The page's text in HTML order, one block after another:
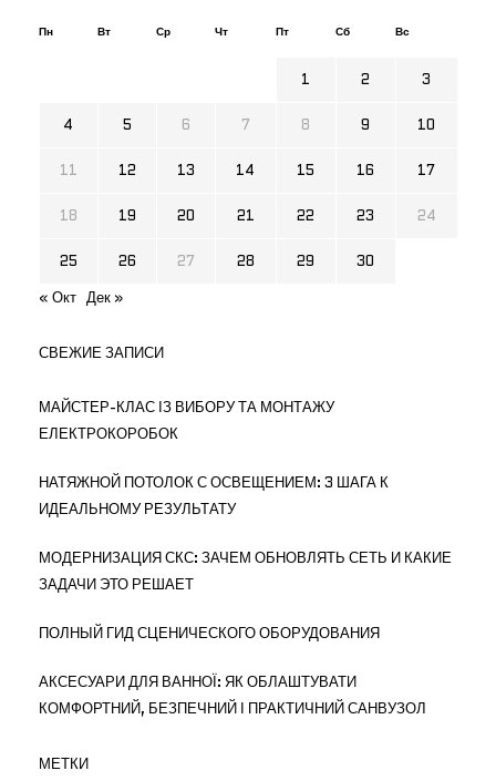
Пн Вт Ср Чт Пт Сб Вс
1 2 3
4 5 6 7 8 9 10
11 12 13 14 15 16 17
18 19 20 21 22 23 24
25 26 27 28 29
30
« Окт Дек »
СВЕЖИЕ ЗАПИСИ
МАЙСТЕР-КЛАС ІЗ ВИБОРУ ТА МОНТАЖУ
ЕЛЕКТРОКОРОБОК
НАТЯЖНОЙ ПОТОЛОК С ОСВЕЩЕНИЕМ: 3 ШАГА К
ИДЕАЛЬНОМУ РЕЗУЛЬТАТУ
МОДЕРНИЗАЦИЯ СКС: ЗАЧЕМ ОБНОВЛЯТЬ СЕТЬ И КАКИЕ
ЗАДАЧИ ЭТО РЕШАЕТ
ПОЛНЫЙ ГИД СЦЕНИЧЕСКОГО ОБОРУДОВАНИЯ
АКСЕСУАРИ ДЛЯ ВАННОЇ: ЯК ОБЛАШТУВАТИ
КОМФОРТНИЙ, БЕЗПЕЧНИЙ І ПРАКТИЧНИЙ САНВУЗОЛ
МЕТКИ